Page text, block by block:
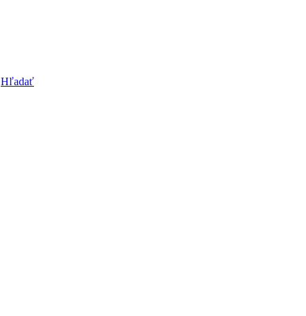
Hľadať